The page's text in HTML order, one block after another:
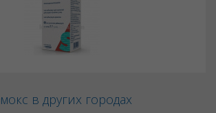
в других городах